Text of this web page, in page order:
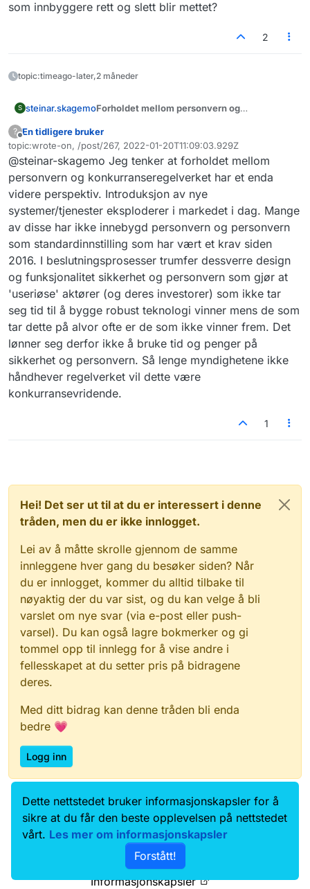
som innbyggere rett og slett blir mettet?
2
topic:timeago-later,2 måneder
S steinar.skagemoForholdet mellom personvern og
Portabilitet er f.eks. en rettighet i GDPR, men
det er også et veldig viktig element i å sikre
effektiv konkurranse. Mulighet for innbyggere
til å dele egne opplysninger kan ha mye å si
for konkurransen i det norske markedet. Idag
har de som kjenner oss godt store fordeler av
nettverkseffekter, både globale aktører og
nasjonale aktører som har en dominerende
posisjon, somFinn.no. Blant de store
(Google, Twitter, Facebook, Microsoft, Apple,
...) er det et samarbeid om "Data Transfer
Project", se:https://datatransferproject.dev
Kanskje det er relevant å ha en dialog med
Konkurransetilsynet om dette?
En aktuell inngang er å prate med Samson
Esayas, som har skrevet avhandling om dette:
https://www.jus.uio.no/om/aktuelt/aktuelle-
saker/2021/kongens-gull-esayas.html
?
Frakoblet
En tidligere bruker
topic:wrote-on, /post/267, 2022-01-20T11:09:03.929Z
Sist endret av
@steinar-skagemo Jeg tenker at forholdet mellom
personvern og konkurranseregelverket har et enda
videre perspektiv. Introduksjon av nye
systemer/tjenester eksploderer i markedet i dag. Mange
av disse har ikke innebygd personvern og personvern
som standardinnstilling som har vært et krav siden
2016. I beslutningsprosesser trumfer dessverre design
og funksjonalitet sikkerhet og personvern som gjør at
'useriøse' aktører (og deres investorer) som ikke tar
seg tid til å bygge robust teknologi vinner mens de som
tar dette på alvor ofte er de som ikke vinner frem. Det
lønner seg derfor ikke å bruke tid og penger på
sikkerhet og personvern. Så lenge myndighetene ikke
håndhever regelverket vil dette være
konkurransevridende.
1
Hei! Det ser ut til at du er interessert i denne
tråden, men du er ikke innlogget.
Lei av å måtte skrolle gjennom de samme
innleggene hver gang du besøker siden? Når
du er innlogget, kommer du alltid tilbake til
nøyaktig der du var sist, og du kan velge å bli
varslet om nye svar (via e-post eller push-
varsel). Du kan også lagre bokmerker og gi
tommel opp til innlegg for å vise andre i
fellesskapet at du setter pris på bidragene
deres.
Med ditt bidrag kan denne tråden bli enda
bedre 💗
Logg inn
Data.norge.no
Kontakt oss
Samtykke og brukervilkår
Tilgjengelighetserklæring
Personvernerklæring
Informasjonskapsler
Dette nettstedet bruker informasjonskapsler for å
sikre at du får den beste opplevelsen på nettstedet
vårt. Les mer om informasjonskapsler
Forstått!